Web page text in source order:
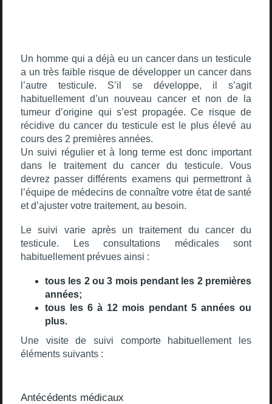
Un homme qui a déjà eu un cancer dans un testicule
a un très faible risque de développer un cancer dans
l’autre testicule. S’il se développe, il s’agit
habituellement d’un nouveau cancer et non de la
tumeur d’origine qui s’est propagée. Ce risque de
récidive du cancer du testicule est le plus élevé au
cours des 2 premières années.
Un suivi régulier et à long terme est donc important
dans le traitement du cancer du testicule. Vous
devrez passer différents examens qui permettront à
l’équipe de médecins de connaître votre état de santé
et d’ajuster votre traitement, au besoin.
Le suivi varie après un traitement du cancer du
testicule. Les consultations médicales sont
habituellement prévues ainsi :
tous les 2 ou 3 mois pendant les 2 premières
années;
tous les 6 à 12 mois pendant 5 années ou
plus.
Une visite de suivi comporte habituellement les
éléments suivants :
Antécédents médicaux